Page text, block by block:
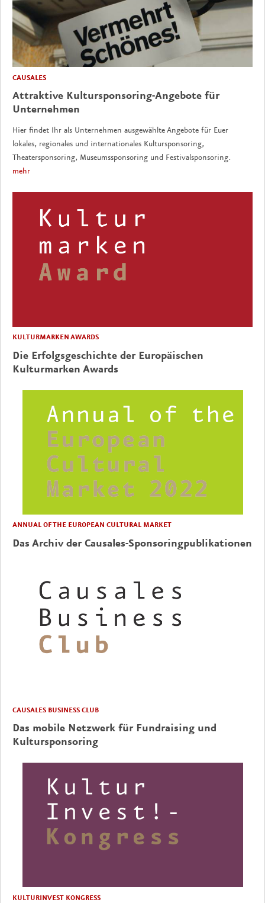
CAUSALES
Attraktive Kultursponsoring-Angebote für
Unternehmen
Hier findet Ihr als Unternehmen ausgewählte Angebote für Euer
lokales, regionales und internationales Kultursponsoring,
Theatersponsoring, Museumssponsoring und Festivalsponsoring.
mehr
KULTURMARKEN AWARDS
Die Erfolgsgeschichte der Europäischen
Kulturmarken Awards
ANNUAL OF THE EUROPEAN CULTURAL MARKET
Das Archiv der Causales-Sponsoringpublikationen
CAUSALES BUSINESS CLUB
Das mobile Netzwerk für Fundraising und
Kultursponsoring
KULTURINVEST KONGRESS